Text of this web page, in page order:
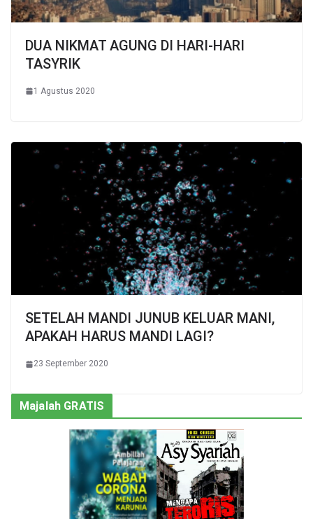
DUA NIKMAT AGUNG DI HARI-HARI
TASYRIK
1 Agustus 2020
SETELAH MANDI JUNUB KELUAR MANI,
APAKAH HARUS MANDI LAGI?
23 September 2020
Majalah GRATIS